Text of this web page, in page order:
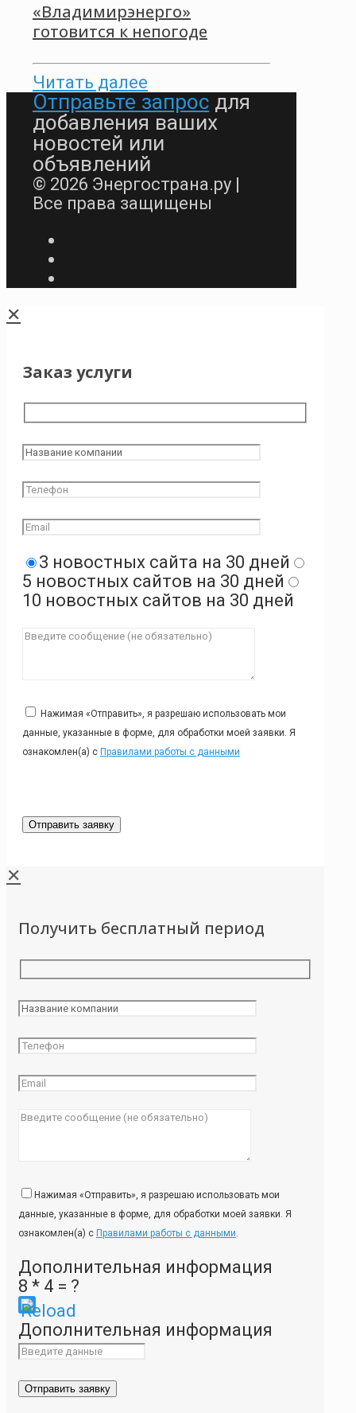
«Владимирэнерго»
готовится к непогоде
Читать далее
Отправьте запрос для
добавления ваших
новостей или
объявлений
© 2026 Энергострана.ру |
Все права защищены
✕
Заказ услуги
3 новостных сайта на 30 дней
5 новостных сайтов на 30 дней
10 новостных сайтов на 30 дней
Нажимая «Отправить», я разрешаю использовать мои
данные, указанные в форме, для обработки моей заявки. Я
ознакомлен(а) с Правилами работы с данными
✕
Получить бесплатный период
Нажимая «Отправить», я разрешаю использовать мои
данные, указанные в форме, для обработки моей заявки. Я
ознакомлен(а) с Правилами работы с данными.
Дополнительная информация
8 * 4 = ?
Please
enter
characters
Дополнительная информация